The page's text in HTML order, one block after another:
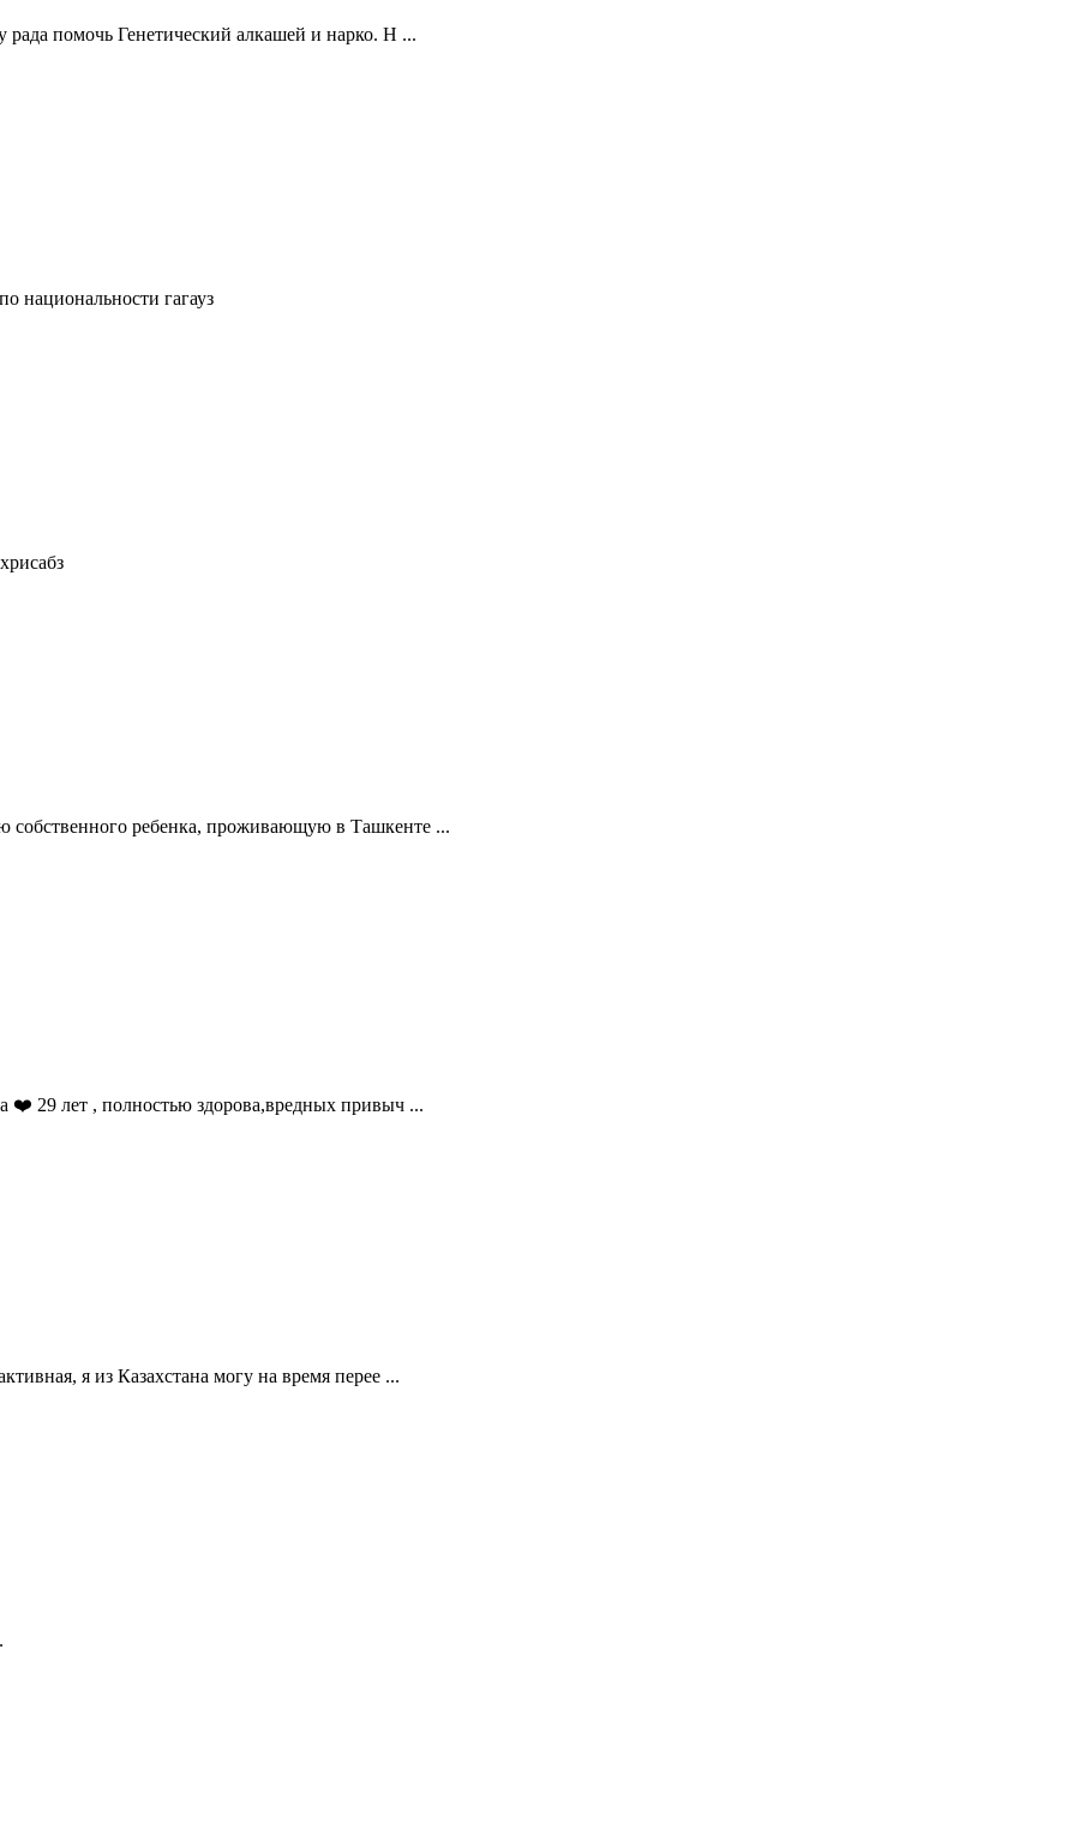
рада помочь Генетический алкашей и нарко. Н ...
национальности гагауз
ребенка, проживающую в Ташкенте ...
29 лет , полностью здорова,вредных привыч ...
я из Казахстана могу на время перее ...